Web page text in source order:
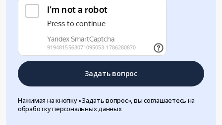
Задать вопрос
Нажимая на кнопку «Задать вопрос», вы соглашаетесь на
обработку персональных данных